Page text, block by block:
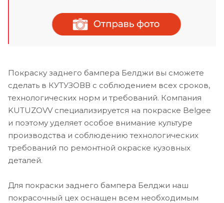
Покраску заднего бампера Белджи вы сможете
сделать в КУТУЗОВВ с соблюдением всех сроков,
технологических норм и требований. Компания
KUTUZOVV специализируется на покраске Belgee
и поэтому уделяет особое внимание культуре
производства и соблюдению технологических
требований по ремонтной окраске кузовных
деталей.
Для покраски заднего бампера Белджи наш
покрасочный цех оснащен всем необходимым